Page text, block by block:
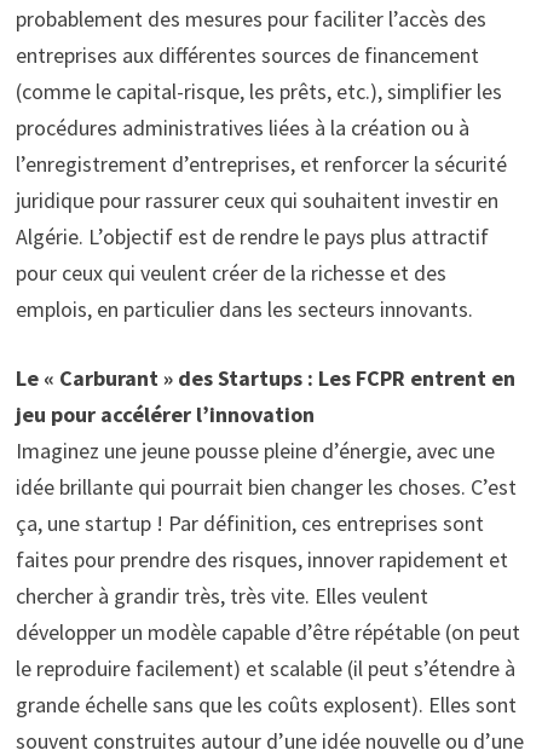
probablement des mesures pour faciliter l’accès des
entreprises aux différentes sources de financement
(comme le capital-risque, les prêts, etc.), simplifier les
procédures administratives liées à la création ou à
l’enregistrement d’entreprises, et renforcer la sécurité
juridique pour rassurer ceux qui souhaitent investir en
Algérie. L’objectif est de rendre le pays plus attractif
pour ceux qui veulent créer de la richesse et des
emplois, en particulier dans les secteurs innovants.
Le « Carburant » des Startups : Les FCPR entrent en
jeu pour accélérer l’innovation
Imaginez une jeune pousse pleine d’énergie, avec une
idée brillante qui pourrait bien changer les choses. C’est
ça, une startup ! Par définition, ces entreprises sont
faites pour prendre des risques, innover rapidement et
chercher à grandir très, très vite. Elles veulent
développer un modèle capable d’être répétable (on peut
le reproduire facilement) et scalable (il peut s’étendre à
grande échelle sans que les coûts explosent). Elles sont
souvent construites autour d’une idée nouvelle ou d’une